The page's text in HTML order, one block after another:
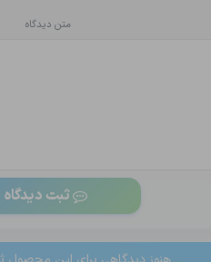
متن دیدگاه
ثبت دیدگاه